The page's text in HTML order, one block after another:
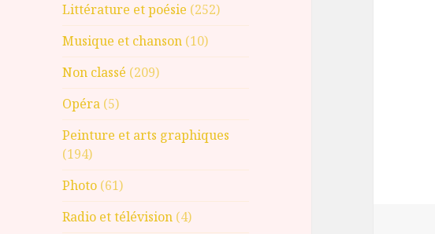
Littérature et poésie (252)
Musique et chanson (10)
Non classé (209)
Opéra (5)
Peinture et arts graphiques
(194)
Photo (61)
Radio et télévision (4)